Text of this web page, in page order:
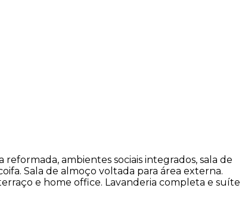
ambientes sociais integrados, sala de
Sala de almoço voltada para área externa.
e home office. Lavanderia completa e suíte